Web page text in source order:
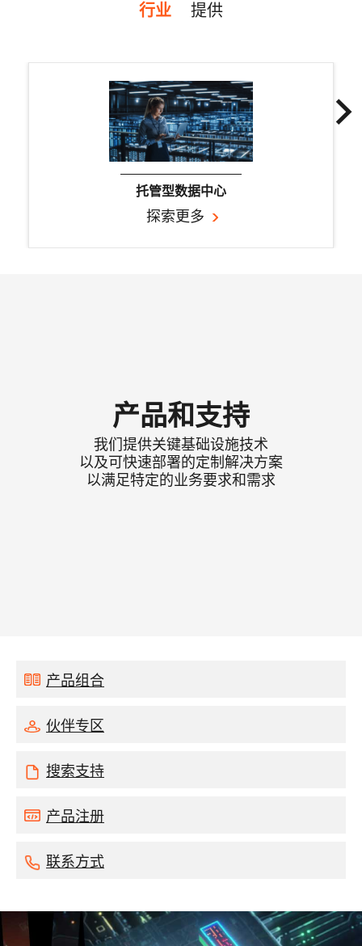
行业 提供
托管型数据中心
探索更多
探索更多
产品和支持
我们提供关键基础设施技术
以及可快速部署的定制解决方案
以满足特定的业务要求和需求
产品组合
伙伴专区
搜索支持
产品注册
联系方式